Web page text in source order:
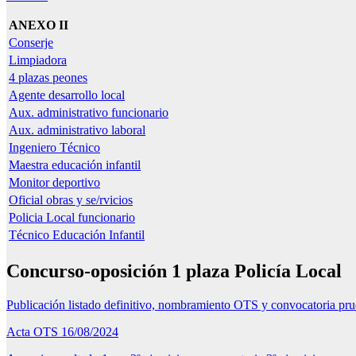
ANEXO II
Conserje
Limpiadora
4 plazas peones
Agente desarrollo local
Aux. administrativo funcionario
Aux. administrativo laboral
Ingeniero Técnico
Maestra educación infantil
Monitor deportivo
Oficial obras y se/rvicios
Policia Local funcionario
Técnico Educación Infantil
Concurso-oposición 1 plaza Policía Local
Publicación listado definitivo, nombramiento OTS y convocatoria
Acta OTS 16/08/2024